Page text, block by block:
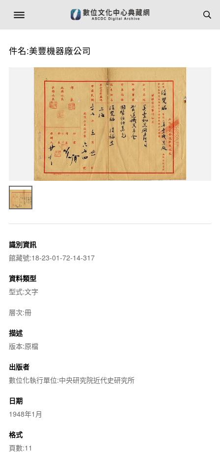
件名:美豐機器廠公司
識別資訊
館藏號:18-23-01-72-14-317
資料類型
型式:文字
層次:冊
描述
版本:原檔
出版者
數位化執行單位:中央研究院近代史研究所
日期
1948年1月
格式
頁數:11